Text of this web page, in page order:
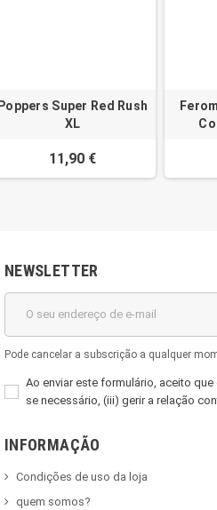
Poppers Super Red Rush
XL
11,90 €
NEWSLETTER
Pode cancelar a subscrição a qualquer
Ao enviar este formulário, aceito
se necessário, (iii) gerir a relação
INFORMAÇÃO
Condições de uso da loja
quem somos?